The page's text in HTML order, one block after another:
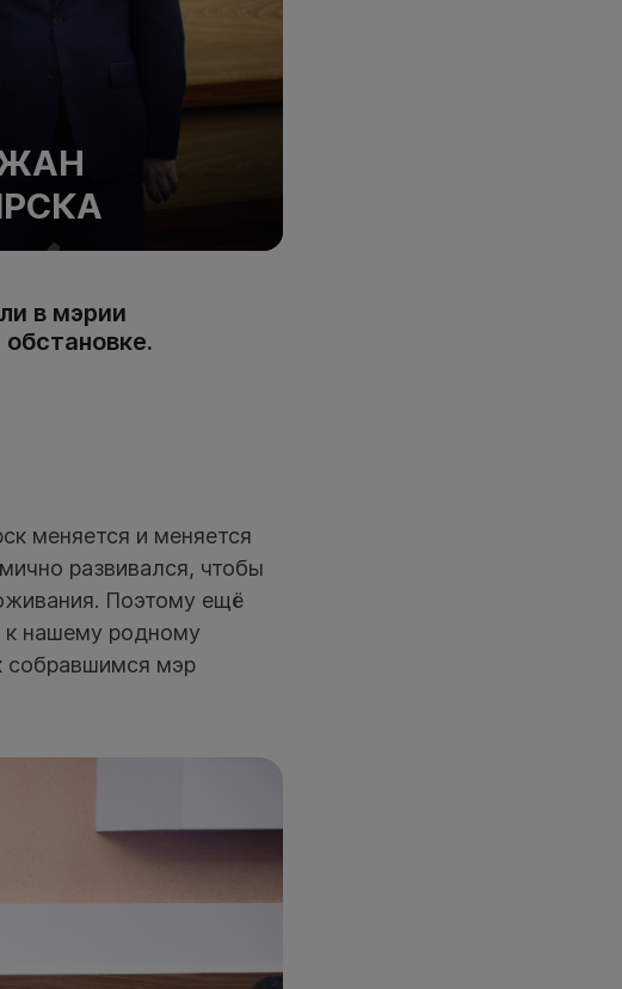
в мэрии
меняется и меняется
развивался, чтобы
Поэтому ещё
к нашему родному
собравшимся мэр